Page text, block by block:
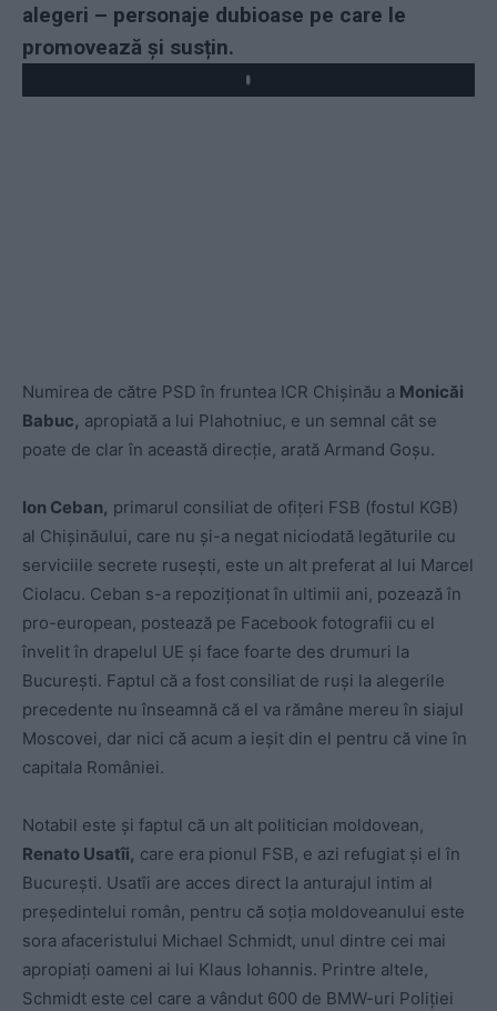
alegeri – personaje dubioase pe care le
promovează și susțin.
Play
Numirea de către PSD în fruntea ICR Chișinău a Monicăi
Babuc, apropiată a lui Plahotniuc, e un semnal cât se
poate de clar în această direcție, arată Armand Goșu.
Ion Ceban, primarul consiliat de ofițeri FSB (fostul KGB)
al Chișinăului, care nu și-a negat niciodată legăturile cu
serviciile secrete rusești, este un alt preferat al lui Marcel
Ciolacu. Ceban s-a repoziționat în ultimii ani, pozează în
pro-european, postează pe Facebook fotografii cu el
învelit în drapelul UE și face foarte des drumuri la
București. Faptul că a fost consiliat de ruși la alegerile
precedente nu înseamnă că el va rămâne mereu în siajul
Moscovei, dar nici că acum a ieșit din el pentru că vine în
capitala României.
Notabil este și faptul că un alt politician moldovean,
Renato Usatîi, care era pionul FSB, e azi refugiat și el în
București. Usatîi are acces direct la anturajul intim al
președintelui român, pentru că soția moldoveanului este
sora afaceristului Michael Schmidt, unul dintre cei mai
apropiați oameni ai lui Klaus Iohannis. Printre altele,
Schmidt este cel care a vândut 600 de BMW-uri Poliției